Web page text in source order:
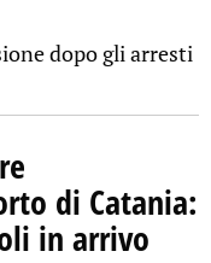
dopo gli arresti
di Catania:
in arrivo